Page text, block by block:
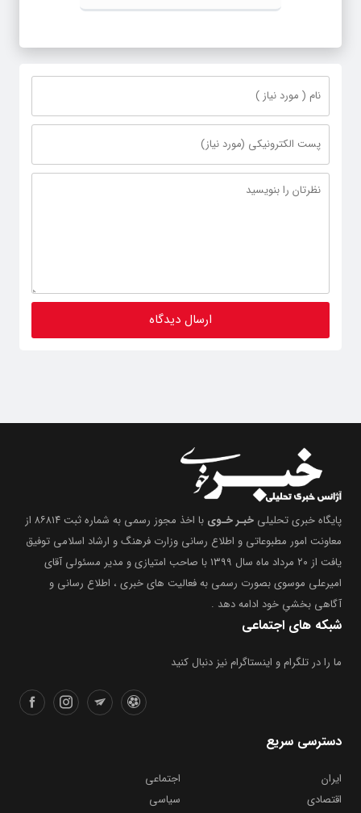
پایگاه خبری تحلیلی خبـر خـوی
با اخذ مجوز رسمی به شماره ثبت ۸۶۸۱۴ از
معاونت امور مطبوعاتی و اطلاع رسانی وزارت فرهنگ و ارشاد اسلامی توفیق
یافت از ۲۰ مرداد ماه سال ۱۳۹۹ با صاحب امتیازی و مدیر مسئولی آقای
امیرعلی موسوی بصورت رسمی به فعالیت های خبری ، اطلاع رسانی و
آگاهی بخشیِ خود ادامه دهد .
شبکه های اجتماعی
ما را در تلگرام و اینستاگرام نیز دنبال کنید
دسترسی سریع
ایران
اجتماعی
اقتصادی
سیاسی